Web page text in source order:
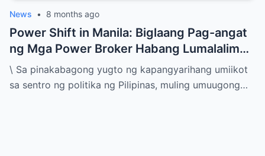
News • 8 months ago
Power Shift in Manila: Biglaang Pag-angat
ng Mga Power Broker Habang Lumalalim
ang Bitak sa Marcos–Duterte Alliance
\ Sa pinakabagong yugto ng kapangyarihang umiikot
sa sentro ng politika ng Pilipinas, muling umuugong…